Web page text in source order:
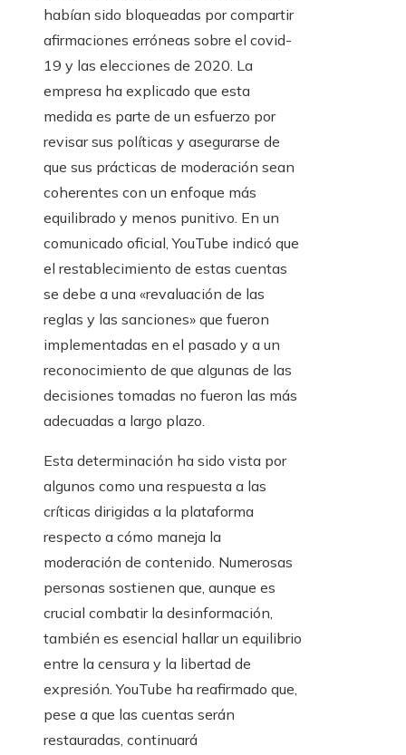
habían sido bloqueadas por compartir
afirmaciones erróneas sobre el covid-
19 y las elecciones de 2020. La
empresa ha explicado que esta
medida es parte de un esfuerzo por
revisar sus políticas y asegurarse de
que sus prácticas de moderación sean
coherentes con un enfoque más
equilibrado y menos punitivo. En un
comunicado oficial, YouTube indicó que
el restablecimiento de estas cuentas
se debe a una «revaluación de las
reglas y las sanciones» que fueron
implementadas en el pasado y a un
reconocimiento de que algunas de las
decisiones tomadas no fueron las más
adecuadas a largo plazo.
Esta determinación ha sido vista por
algunos como una respuesta a las
críticas dirigidas a la plataforma
respecto a cómo maneja la
moderación de contenido. Numerosas
personas sostienen que, aunque es
crucial combatir la desinformación,
también es esencial hallar un equilibrio
entre la censura y la libertad de
expresión. YouTube ha reafirmado que,
pese a que las cuentas serán
restauradas, continuará